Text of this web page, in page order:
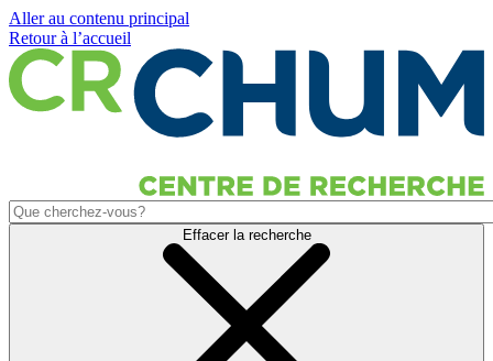
Aller au contenu principal
Retour à l’accueil
Effacer la recherche